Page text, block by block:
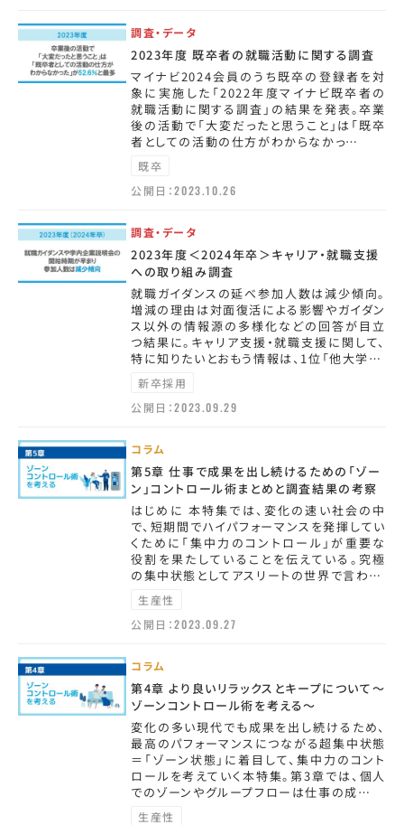
調査・データ
2023年度 既卒者の就職活動に関する調査
マイナビ2024会員のうち既卒の登録者を対
象に実施した「2022年度マイナビ既卒者の
就職活動に関する調査」の結果を発表。卒業
後の活動で「大変だったと思うこと」は「既卒
者としての活動の仕方がわからなかっ…
既卒
公開日：2023.10.26
調査・データ
2023年度＜2024年卒＞キャリア・就職支援
への取り組み調査
就職ガイダンスの延べ参加人数は減少傾向。
増減の理由は対面復活による影響やガイダン
ス以外の情報源の多様化などの回答が目立
つ結果に。キャリア支援・就職支援に関して、
特に知りたいとおもう情報は、1位「他大学…
新卒採用
公開日：2023.09.29
コラム
第5章 仕事で成果を出し続けるための「ゾー
ン」コントロール術まとめと調査結果の考察
はじめに 本特集では、変化の速い社会の中
で、短期間でハイパフォーマンスを発揮してい
くために「集中力のコントロール」が重要な
役割を果たしていることを伝えている。究極
の集中状態としてアスリートの世界で言わ…
生産性
公開日：2023.09.27
コラム
第4章 より良いリラックスとキープについて～
ゾーンコントロール術を考える～
変化の多い現代でも成果を出し続けるため、
最高のパフォーマンスにつながる超集中状態
＝「ゾーン状態」に着目して、集中力のコント
ロールを考えていく本特集。第3章では、個人
でのゾーンやグループフローは仕事の成…
生産性